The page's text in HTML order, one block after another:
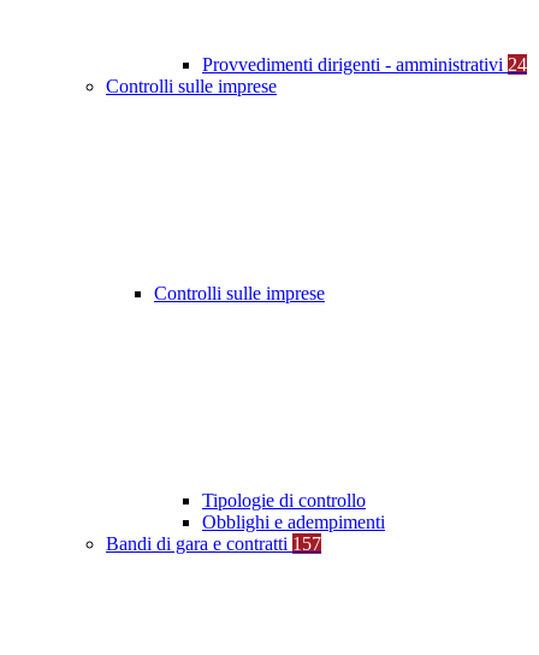
Provvedimenti dirigenti - amministrativi 24
Controlli sulle imprese
Controlli sulle imprese
Tipologie di controllo
Obblighi e adempimenti
Bandi di gara e contratti 157